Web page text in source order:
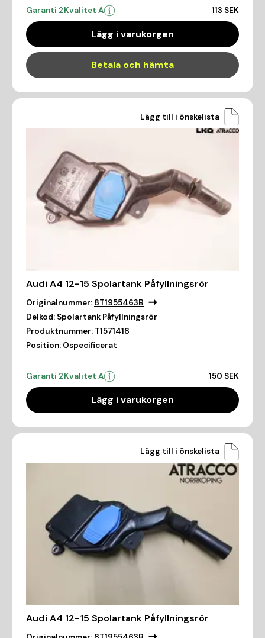
Garanti 2Kvalitet A 113 SEK
Lägg i varukorgen
Betala och hämta
Lägg till i önskelista
Audi A4 12-15 Spolartank Påfyllningsrör
Originalnummer: 8T1955463B
Delkod: Spolartank Påfyllningsrör
Produktnummer: T1571418
Position: Ospecificerat
Garanti 2Kvalitet A 150 SEK
Lägg i varukorgen
Lägg till i önskelista
Audi A4 12-15 Spolartank Påfyllningsrör